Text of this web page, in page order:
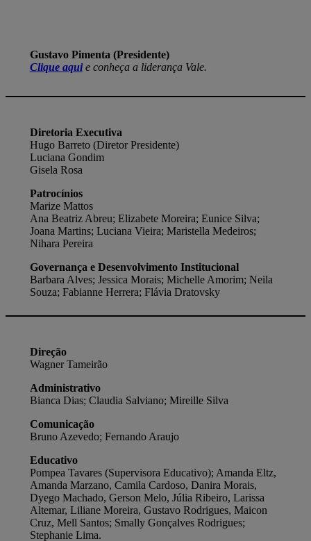
Gustavo Pimenta (Presidente)
Clique aquie conheça a liderança Vale.
Diretoria Executiva
Hugo Barreto (Diretor Presidente)
Luciana Gondim
Gisela Rosa
Patrocínios
Marize Mattos
Ana Beatriz Abreu; Elizabete Moreira; Eunice Silva;
Joana Martins; Luciana Vieira; Maristella Medeiros;
Nihara Pereira
Governança e Desenvolvimento Institucional
Barbara Alves; Jessica Morais; Michelle Amorim; Neila
Souza; Fabianne Herrera; Flávia Dratovsky
Direção
Wagner Tameirão
Administrativo
Bianca Dias; Claudia Salviano; Mireille Silva
Comunicação
Bruno Azevedo; Fernando Araujo
Educativo
Pompea Tavares (Supervisora Educativo); Amanda Eltz,
Amanda Marzano, Camila Cardoso, Danira Morais,
Dyego Machado, Gerson Melo, Júlia Ribeiro, Larissa
Altemar, Liliane Moreira, Gustavo Rodrigues, Maicon
Cruz, Mell Santos; Smally Gonçalves Rodrigues;
Stephanie Lima.